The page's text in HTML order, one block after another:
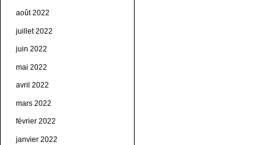
août 2022
juillet 2022
juin 2022
mai 2022
avril 2022
mars 2022
février 2022
janvier 2022